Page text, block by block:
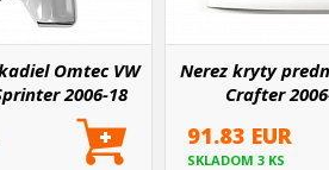
Omtec VW
2006-18
Nerez kryty
Crafter
91.83 EUR
SKLADOM 3 KS